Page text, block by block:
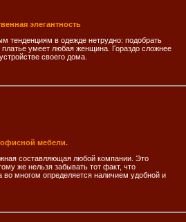
элегантность
тенденциям в одежде нетрудно: подобрать
умеет любая женщина. Гораздо сложнее
своего дома.
мебели.
составляющая любой компании. Это
же нельзя забывать тот факт, что
во многом определяется наличием удобной и